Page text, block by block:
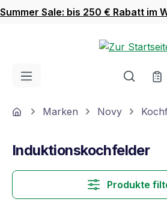
Zum Hauptinhalt springen
Summer Sale: bis 250 € Rabatt im
HomeMarken Novy
Induktionskochfelder
Produkte